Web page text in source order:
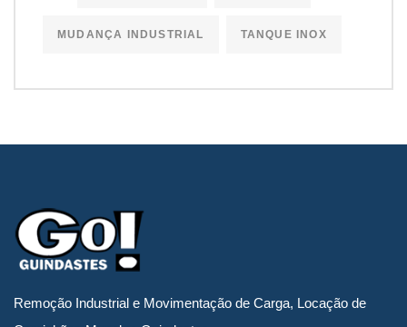
MUDANÇA INDUSTRIAL TANQUE INOX
Remoção Industrial e Movimentação de Carga, Locação de